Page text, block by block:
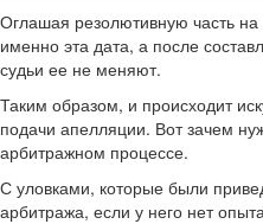
Оглашая резолютивную часть на
именно эта дата, а после
судьи ее не меняют.
Таким образом, и происходит
подачи апелляции. Вот зачем
арбитражном процессе.
С уловками, которые были
арбитража, если у него нет